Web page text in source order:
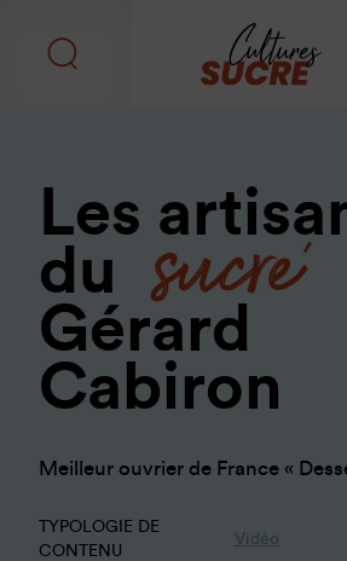
Les
du
sucré
Gérard
Cabiron
Meilleur ouvrier de France «
TYPOLOGIE DE
CONTENU
Vidéo